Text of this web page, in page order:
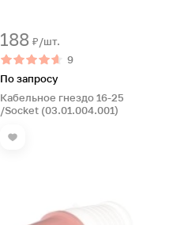
188 ₽/шт.
9
По запросу
Кабельное гнездо 16-25
/Socket (03.01.004.001)